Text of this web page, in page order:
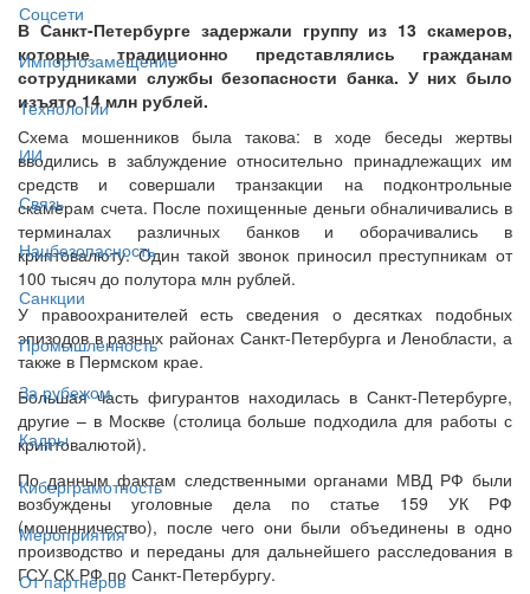
Соцсети
Импортозамещение
Технологии
ИИ
Связь
Нацбезопасность
Санкции
Промышленность
За рубежом
Кадры
Киберграмотность
Мероприятия
От партнёров
В Санкт-Петербурге задержали группу из 13 скамеров,
которые традиционно представлялись гражданам
сотрудниками службы безопасности банка. У них было
изъято 14 млн рублей.
Схема мошенников была такова: в ходе беседы жертвы
вводились в заблуждение относительно принадлежащих им
средств и совершали транзакции на подконтрольные
скамерам счета. После похищенные деньги обналичивались в
терминалах различных банков и оборачивались в
криптовалюту. Один такой звонок приносил преступникам от
100 тысяч до полутора млн рублей.
У правоохранителей есть сведения о десятках подобных
эпизодов в разных районах Санкт-Петербурга и Ленобласти, а
также в Пермском крае.
Большая часть фигурантов находилась в Санкт-Петербурге,
другие – в Москве (столица больше подходила для работы с
криптовалютой).
По данным фактам следственными органами МВД РФ были
возбуждены уголовные дела по статье 159 УК РФ
(мошенничество), после чего они были объединены в одно
производство и переданы для дальнейшего расследования в
ГСУ СК РФ по Санкт-Петербургу.